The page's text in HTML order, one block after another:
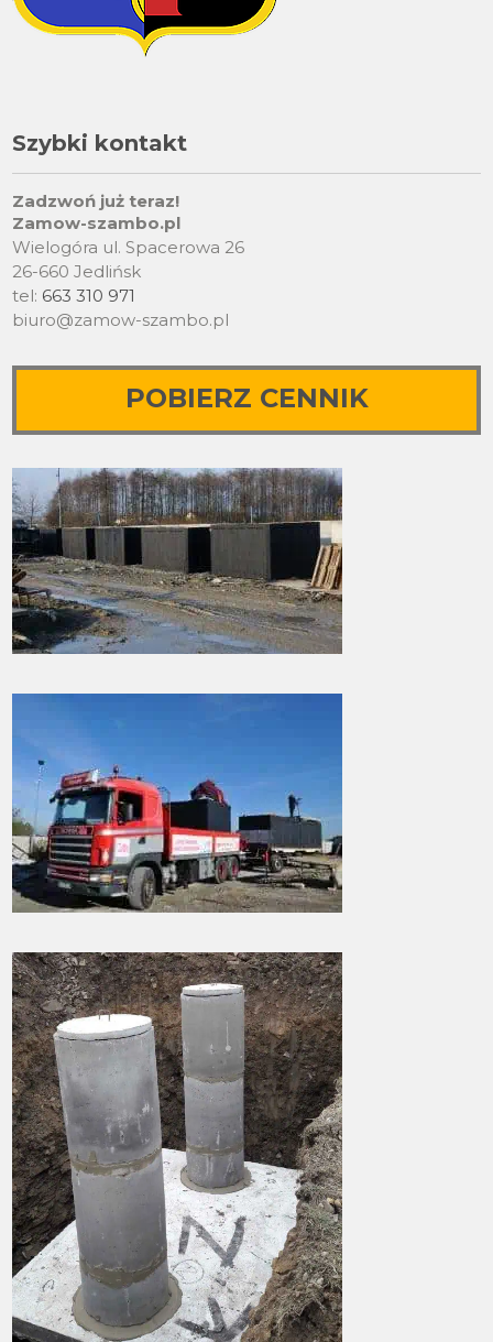
Szybki kontakt
Zadzwoń już teraz!
Zamow-szambo.pl
Wielogóra ul. Spacerowa 26
26-660 Jedlińsk
tel: 663 310 971
biuro@zamow-szambo.pl
POBIERZ CENNIK